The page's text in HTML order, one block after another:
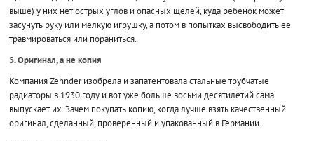
выше) у них нет острых углов и опасных щелей, куда ребенок может
засунуть руку или мелкую игрушку, а потом в попытках высвободить ее
травмироваться или пораниться.
5. Оригинал, а не копия
Компания Zehnder изобрела и запатентовала стальные трубчатые
радиаторы в 1930 году и вот уже больше восьми десятилетий сама
выпускает их. Зачем покупать копию, когда лучше взять качественный
оригинал, сделанный, проверенный и упакованный в Германии.